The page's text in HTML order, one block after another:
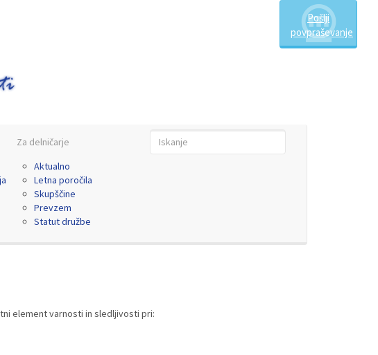
Pošlji
povpraševanje
Za delničarje
Aktualno
Letna poročila
Skupščine
Prevzem
Statut družbe
element varnosti in sledljivosti pri: